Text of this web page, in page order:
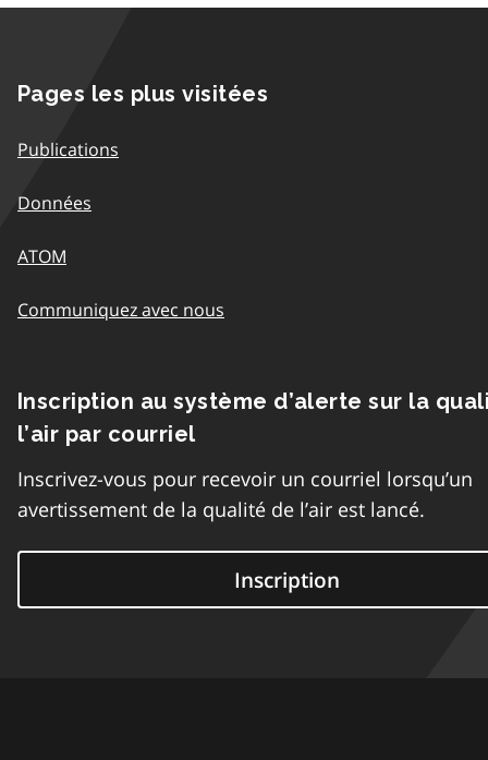
Pages les plus visitées
Publications
Données
ATOM
Communiquez avec nous
Inscription au système d’alerte sur la
l’air par courriel
Inscrivez-vous pour recevoir un courriel lorsqu’un
avertissement de la qualité de l’air est lancé.
Inscription